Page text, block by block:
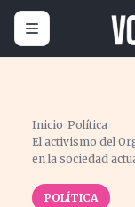
Inicio ›Política›
El activismo del
en la sociedad
POLÍTICA